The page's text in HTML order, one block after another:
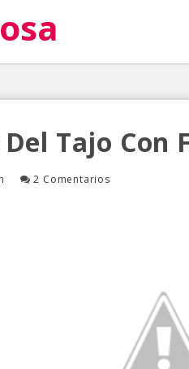
Tajo Con
2 Comentarios